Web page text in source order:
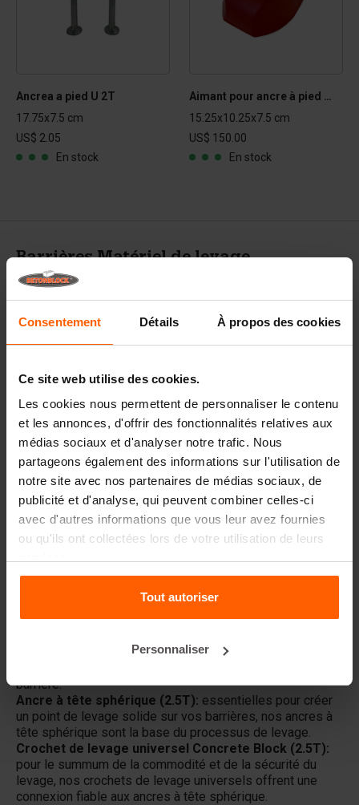
Consentement Détails À propos des cookies
Ce site web utilise des cookies.
Les cookies nous permettent de personnaliser le contenu
et les annonces, d'offrir des fonctionnalités relatives aux
médias sociaux et d'analyser notre trafic. Nous
partageons également des informations sur l'utilisation de
notre site avec nos partenaires de médias sociaux, de
publicité et d'analyse, qui peuvent combiner celles-ci
avec d'autres informations que vous leur avez fournies
ou qu'ils ont collectées lors de votre utilisation de leurs
Tout autoriser
Personnaliser
Ancrea a pied U 2T
17.75x7.5 cm
US$ 2.05
En stock
Aimant pour ancre à pied en U 2T
15.25x10.25x7.5 cm
US$ 150.00
En stock
Barrières Matériel de levage
Matériel de levage
indispensable pour les
barrières BETONBLOCK®
Pour l'installation et le déplacement des barrières en
d'équipements de levage conçus pour simplifier et
accélérer vos opérations. Nos équipements de levage
garantissent une approche sûre et efficace de la
manipulation des barrières, quel que soit leur poids ou
leur taille.
Équipement de levage pour barrières
Aimant d'ancrage pour blocs de béton (2,5T): Nos
Manchette en caoutchouc pour ancres à blocs de
béton (2,5T):ces manchettes en caoutchouc laissent de
sorte que le crochet de levage puisse ensuite être utilisé
barrière.
Ancre à tête sphérique (2.5T): essentielles pour créer
un point de levage solide sur vos barrières, nos ancres à
tête sphérique sont la base du processus de levage.
Crochet de levage universel Concrete Block (2.5T):
pour le summum de la commodité et de la sécurité du
levage, nos crochets de levage universels offrent une
connexion fiable aux ancres à tête sphérique.